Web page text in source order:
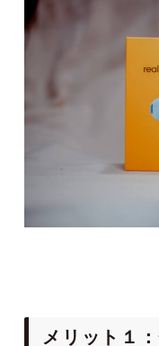
メリット１：